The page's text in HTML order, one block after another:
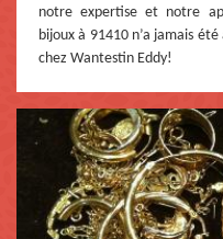
notre expertise et notre
bijoux à 91410 n’a jamais
chez Wantestin Eddy!